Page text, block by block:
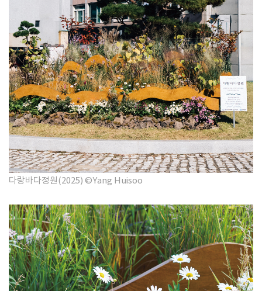
다랑바다정원(2025) ©Yang Huisoo